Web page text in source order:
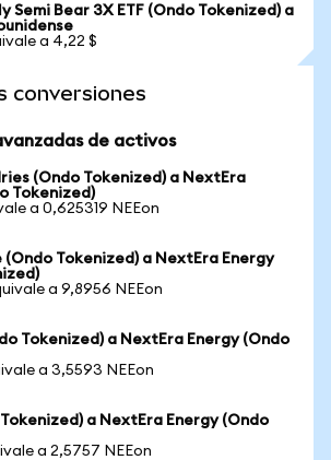
Semi Bear 3X ETF (Ondo Tokenized) a
a 4,22 $
conversiones
de activos
(Ondo Tokenized) a NextEra
Tokenized)
a 0,625319 NEEon
Tokenized) a NextEra Energy
a 9,8956 NEEon
Tokenized) a NextEra Energy (Ondo
a 3,5593 NEEon
a NextEra Energy (Ondo
a 2,5757 NEEon